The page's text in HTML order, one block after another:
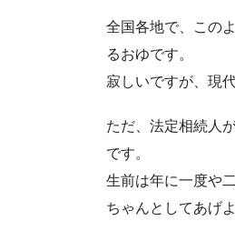
全国各地で、この
るおゆです。
寂しいですが、現
ただ、法定相続人
です。
生前は年に一度や
ちゃんとしてあげ